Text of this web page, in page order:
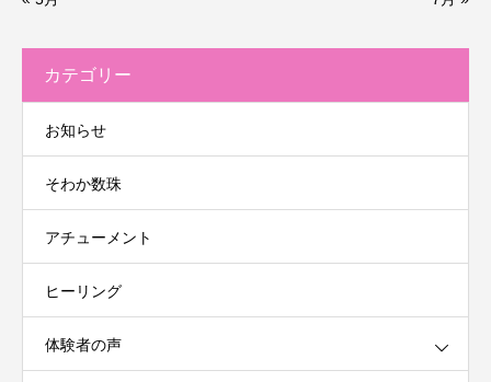
カテゴリー
お知らせ
そわか数珠
アチューメント
ヒーリング
体験者の声